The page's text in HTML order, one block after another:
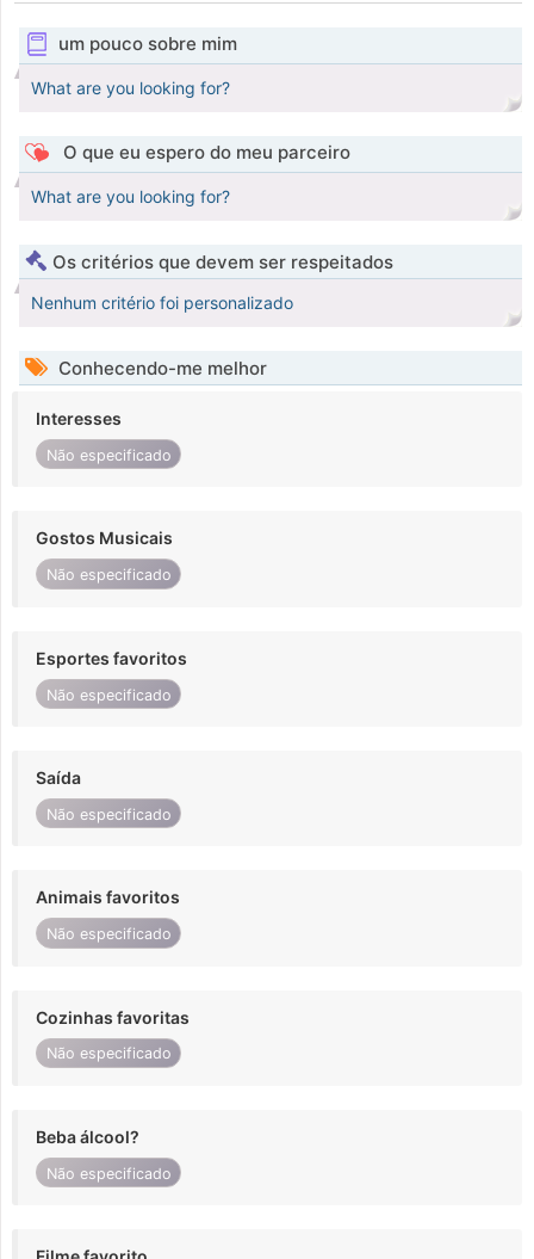
um pouco sobre mim
What are you looking for?
O que eu espero do meu parceiro
What are you looking for?
Os critérios que devem ser respeitados
Nenhum critério foi personalizado
Conhecendo-me melhor
Interesses
Não especificado
Gostos Musicais
Não especificado
Esportes favoritos
Não especificado
Saída
Não especificado
Animais favoritos
Não especificado
Cozinhas favoritas
Não especificado
Beba álcool?
Não especificado